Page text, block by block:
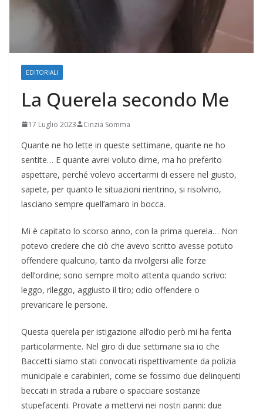
EDITORIALI
La Querela secondo Me
17 Luglio 2023 Cinzia Somma
Quante ne ho lette in queste settimane, quante ne ho
sentite… E quante avrei voluto dirne, ma ho preferito
aspettare, perché volevo accertarmi di essere nel giusto,
sapete, per quanto le situazioni rientrino, si risolvino,
lasciano sempre quell’amaro in bocca.
Mi è capitato lo scorso anno, con la prima querela… Non
potevo credere che ciò che avevo scritto avesse potuto
offendere qualcuno, tanto da rivolgersi alle forze
dell’ordine; sono sempre molto attenta quando scrivo:
leggo, rileggo, aggiusto il tiro; odio offendere o
prevaricare le persone.
Questa querela per istigazione all’odio però mi ha ferita
particolarmente. Nel giro di due settimane sia io che
Baccetti siamo stati convocati rispettivamente da polizia
municipale e carabinieri, come se fossimo due delinquenti
beccati in strada a rubare o spacciare sostanze
stupefacenti. Provate a mettervi nei nostri panni: due